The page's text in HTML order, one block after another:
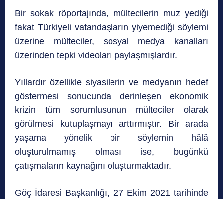
Bir sokak röportajında, mültecilerin muz yediği
fakat Türkiyeli vatandaşların yiyemediği söylemi
üzerine mülteciler, sosyal medya kanalları
üzerinden tepki videoları paylaşmışlardır.
Yıllardır özellikle siyasilerin ve medyanın hedef
göstermesi sonucunda derinleşen ekonomik
krizin tüm sorumlusunun mülteciler olarak
görülmesi kutuplaşmayı arttırmıştır. Bir arada
yaşama yönelik bir söylemin hâlâ
oluşturulmamış olması ise, bugünkü
çatışmaların kaynağını oluşturmaktadır.
Göç İdaresi Başkanlığı, 27 Ekim 2021 tarihinde